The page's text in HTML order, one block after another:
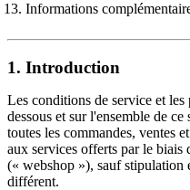
Informations
1. Introduction
Les conditions de service et
dessous et sur l'ensemble de
toutes les commandes, ventes
aux services offerts par le biais
(« webshop »), sauf
différent.